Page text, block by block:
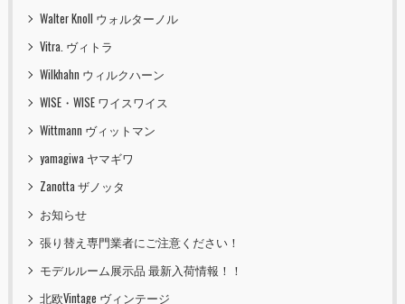
Walter Knoll ウォルターノル
Vitra. ヴィトラ
Wilkhahn ウィルクハーン
WISE・WISE ワイスワイス
Wittmann ヴィットマン
yamagiwa ヤマギワ
Zanotta ザノッタ
お知らせ
張り替え専門業者にご注意ください！
モデルルーム展示品 最新入荷情報！！
北欧Vintage ヴィンテージ